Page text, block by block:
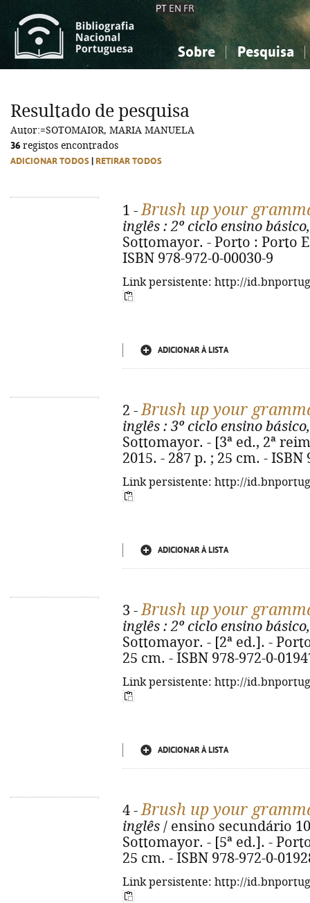
PT EN FR
Sobre Pesquisa
Ciências sociais...
Ciências sociais...
Resultado de pesquisa
Autor:=SOTOMAIOR, MARIA MANUELA
36 registos encontrados
ADICIONAR TODOS RETIRAR TODOS
1 -Brush up your
inglês : 2º ciclo ensino
Sottomayor. - Porto : Porto
ISBN 978-972-0-00030-9
Link persistente: http://
ADICIONAR À LISTA
2 -Brush up your
inglês : 3º ciclo ensino básico,
Sottomayor. - [3ª ed., 2ª
2015. - 287 p. ; 25 cm. - ISBN
Link persistente: http://
ADICIONAR À LISTA
3 -Brush up your
inglês : 2º ciclo ensino
Sottomayor. - [2ª ed.]. -
25 cm. - ISBN 978-972-0-
Link persistente: http://
ADICIONAR À LISTA
4 -Brush up your
inglês / ensino secundário
Sottomayor. - [5ª ed.]. -
25 cm. - ISBN 978-972-0-
Link persistente: http://